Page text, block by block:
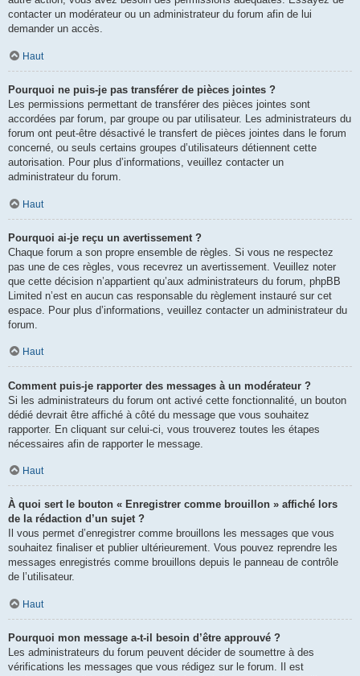
contacter un modérateur ou un administrateur du forum afin de lui
demander un accès.
Haut
Pourquoi ne puis-je pas transférer de pièces jointes ?
Les permissions permettant de transférer des pièces jointes sont
accordées par forum, par groupe ou par utilisateur. Les administrateurs du
forum ont peut-être désactivé le transfert de pièces jointes dans le forum
concerné, ou seuls certains groupes d’utilisateurs détiennent cette
autorisation. Pour plus d’informations, veuillez contacter un
administrateur du forum.
Haut
Pourquoi ai-je reçu un avertissement ?
Chaque forum a son propre ensemble de règles. Si vous ne respectez
pas une de ces règles, vous recevrez un avertissement. Veuillez noter
que cette décision n’appartient qu’aux administrateurs du forum, phpBB
Limited n’est en aucun cas responsable du règlement instauré sur cet
espace. Pour plus d’informations, veuillez contacter un administrateur du
forum.
Haut
Comment puis-je rapporter des messages à un modérateur ?
Si les administrateurs du forum ont activé cette fonctionnalité, un bouton
dédié devrait être affiché à côté du message que vous souhaitez
rapporter. En cliquant sur celui-ci, vous trouverez toutes les étapes
nécessaires afin de rapporter le message.
Haut
À quoi sert le bouton « Enregistrer comme brouillon » affiché lors
de la rédaction d’un sujet ?
Il vous permet d’enregistrer comme brouillons les messages que vous
souhaitez finaliser et publier ultérieurement. Vous pouvez reprendre les
messages enregistrés comme brouillons depuis le panneau de contrôle
de l’utilisateur.
Haut
Pourquoi mon message a-t-il besoin d’être approuvé ?
Les administrateurs du forum peuvent décider de soumettre à des
vérifications les messages que vous rédigez sur le forum. Il est